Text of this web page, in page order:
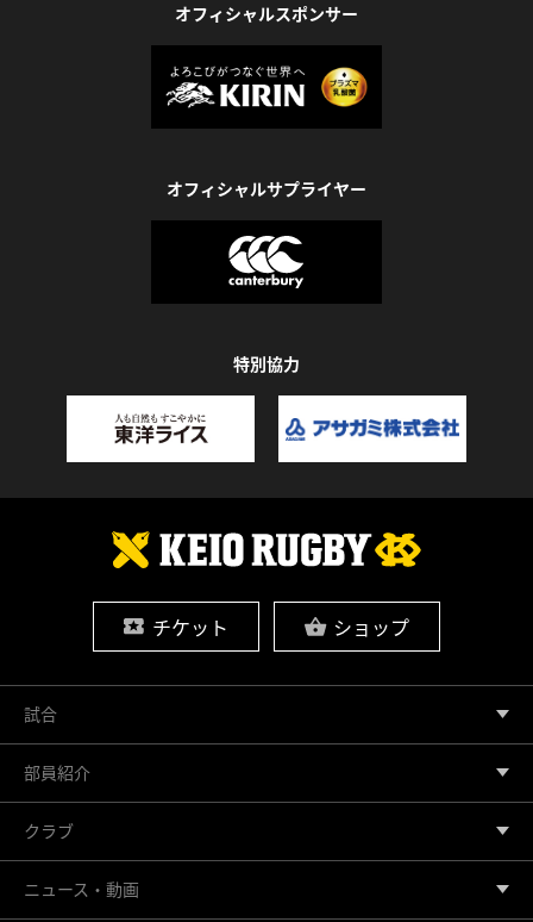
オフィシャルスポンサー
オフィシャルサプライヤー
特別協力
チケット ショップ
試合
部員紹介
クラブ
ニュース・動画